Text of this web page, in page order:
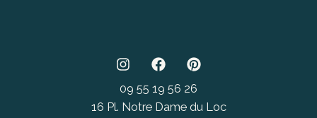
09 55 19 56 26
16 Pl. Notre Dame du Loc